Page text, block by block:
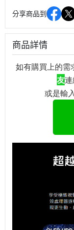
分享商品到
商品詳情
如有購買上的需
友
或是輸